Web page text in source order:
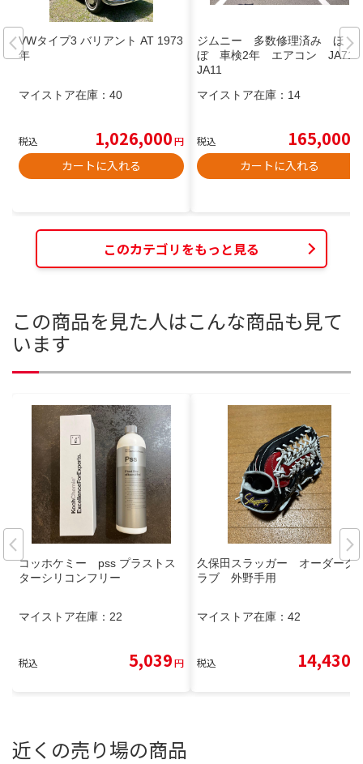
VWタイプ3 バリアント AT 1973
年
マイストア在庫： 40
税込 1,026,000円
カートに入れる
ジムニー 多数修理済み ほ
ぼ 車検2年 エアコン JA71
JA11
マイストア在庫： 14
税込 165,000
カートに入れる
このカテゴリをもっと見る
この商品を見た人はこんな商品も見て
います
コッホケミー pss プラストス
ターシリコンフリー
マイストア在庫： 22
税込 5,039円
久保田スラッガー オーダーグ
ラブ 外野手用
マイストア在庫： 42
税込 14,430
近くの売り場の商品